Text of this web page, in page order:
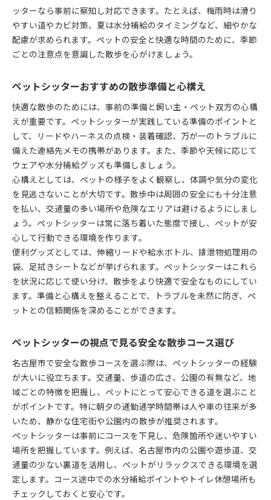
ッターなら事前に察知し対応できます。たとえば、梅雨時は滑り
やすい道やカビ対策、夏は水分補給のタイミングなど、細やかな
配慮が求められます。ペットの安全と快適な時間のために、季節
ごとの注意点を意識した散歩を心がけましょう。
ペットシッターおすすめの散歩準備と心構え
快適な散歩のためには、事前の準備と飼い主・ペット双方の心構
えが重要です。ペットシッターが実践している準備のポイントと
して、リードやハーネスの点検・装着確認、万が一のトラブルに
備えた連絡先メモの携帯があります。また、季節や天候に応じて
ウェアや水分補給グッズも準備しましょう。
心構えとしては、ペットの様子をよく観察し、体調や気分の変化
を見逃さないことが大切です。散歩中は周囲の安全にも十分注意
を払い、交通量の多い場所や危険なエリアは避けるようにしまし
ょう。ペットシッターは常に落ち着いた態度で接し、ペットが安
心して行動できる環境を作ります。
便利グッズとしては、伸縮リードや給水ボトル、排泄物処理用の
袋、足拭きシートなどが挙げられます。ペットシッターはこれら
を状況に応じて使い分け、散歩をより快適で安全なものにしてい
ます。準備と心構えを整えることで、トラブルを未然に防ぎ、ペ
ットとの信頼関係を深めることができます。
ペットシッターの視点で見る安全な散歩コース選び
名古屋市で安全な散歩コースを選ぶ際は、ペットシッターの経験
が大いに役立ちます。交通量、歩道の広さ、公園の有無など、地
域ごとの特徴を把握し、ペットにとって安心できる道を選ぶこと
がポイントです。特に朝夕の通勤通学時間帯は人や車の往来が多
いため、静かな住宅街や公園内の散歩が推奨されます。
ペットシッターは事前にコースを下見し、危険箇所や迷いやすい
場所を把握しています。例えば、名古屋市内の公園や遊歩道、交
通量の少ない裏道を活用し、ペットがリラックスできる環境を選
定します。コース途中での水分補給ポイントやトイレ休憩場所も
チェックしておくと安心です。